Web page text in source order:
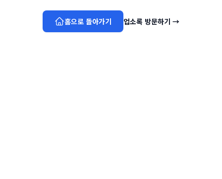
홈으로 돌아가기 업소록 방문하기 →